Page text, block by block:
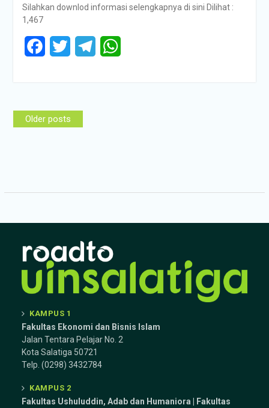
Silahkan downlod informasi selengkapnya di sini Dilihat :
1,467
Facebook
Twitter Telegram
Posts
navigation
Older posts
KAMPUS 1
Fakultas Ekonomi dan Bisnis Islam
Jalan Tentara Pelajar No. 2
Kota Salatiga 50721
Telp. (0298) 3432784
KAMPUS 2
Fakultas Ushuluddin, Adab dan Humaniora | Fakultas